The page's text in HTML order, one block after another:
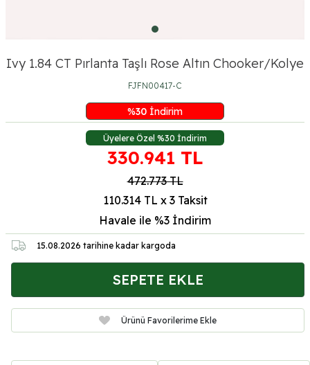
Ivy 1.84 CT Pırlanta Taşlı Rose Altın Chooker/Kolye
FJFN00417-C
%30 İndirim
Üyelere Özel %30 İndirim
330.941 TL
472.773TL
110.314 TL x 3 Taksit
Havale ile %3 İndirim
15.08.2026 tarihine kadar kargoda
SEPETE EKLE
Ürünü Favorilerime Ekle